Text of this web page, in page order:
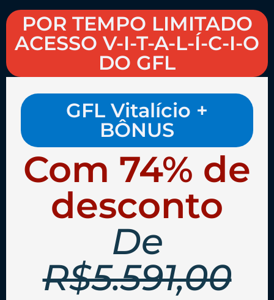
POR TEMPO LIMITADO
ACESSO V-I-T-A-L-Í-C-I-O
DO GFL
GFL Vitalício +
BÔNUS
Com 74% de
desconto
De
R$5.591,00